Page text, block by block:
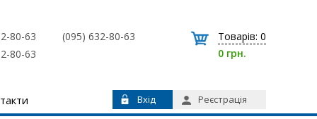
80-63
(095) 632-80-63
80-63
Товарів: 0
0 грн.
Вхід Реєстрація